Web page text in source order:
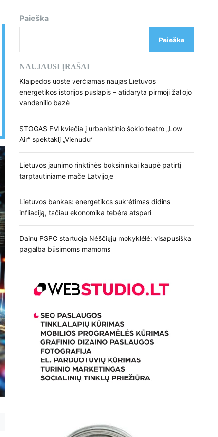
d
Paieška
Paieška
NAUJAUSI ĮRAŠAI
Klaipėdos uoste verčiamas naujas Lietuvos
energetikos istorijos puslapis – atidaryta pirmoji žaliojo
vandenilio bazė
STOGAS FM kviečia į urbanistinio šokio teatro „Low
Air“ spektaklį „Vienudu“
Lietuvos jaunimo rinktinės boksininkai kaupė patirtį
tarptautiniame mače Latvijoje
Lietuvos bankas: energetikos sukrėtimas didins
infliaciją, tačiau ekonomika tebėra atspari
Dainų PSPC startuoja Nėščiųjų mokyklėlė: visapusiška
pagalba būsimoms mamoms